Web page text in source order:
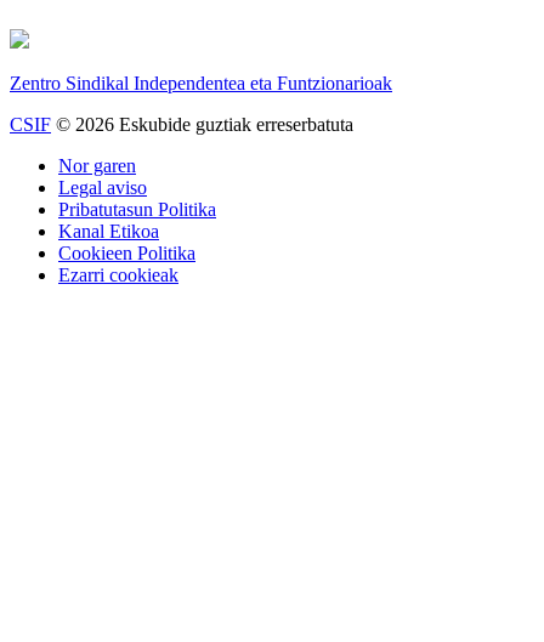
Zentro Sindikal Independentea eta Funtzionarioak
CSIF © 2026 Eskubide guztiak erreserbatuta
Nor garen
Legal aviso
Pribatutasun Politika
Kanal Etikoa
Cookieen Politika
Ezarri cookieak